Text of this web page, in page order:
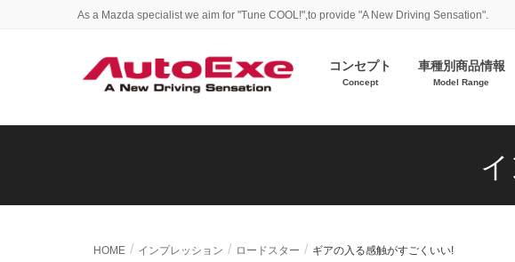
As a Mazda specialist we aim for "Tune COOL!",to provide "A New Driving Sensation".
コンセプト
Concept
車種別商品情報
Model Range
HOME インプレッション ロードスター ギアの入る感触がすごくいい!